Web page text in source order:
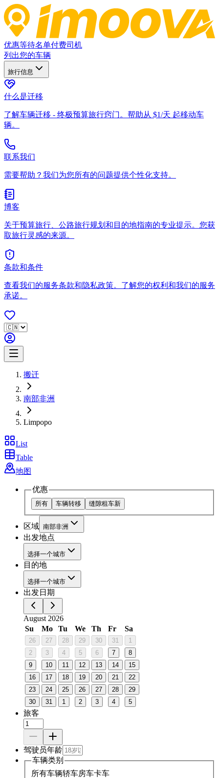
优惠等待名单付费司机
列出您的车辆
旅行信息
什么是迁移
了解车辆迁移 - 终极预算旅行窍门。帮助从 $1/天 起移动车
辆。
联系我们
需要帮助？我们为您所有的问题提供个性化支持。
博客
关于预算旅行、公路旅行规划和目的地指南的专业提示。您获
取旅行灵感的来源。
条款和条件
查看我们的服务条款和隐私政策。了解您的权利和我们的服务
承诺。
搬迁
南部非洲
Limpopo
List
Table
地图
优惠
所有 车辆转移 缝隙租车新
区域 南部非洲
出发地点
选择一个城市
目的地
选择一个城市
出发日期
August 2026
Su
Mo Tu We Th Fr Sa
26 27 28 29 30 31
1
2
3 4 5 6 7
8
9
10 11 12 13 14
15
16
17 18 19 20 21
22
23
24 25 26 27 28
29
30
31 1 2 3 4 5
旅客
驾驶员年龄
车辆类别
所有车辆轿车房车卡车